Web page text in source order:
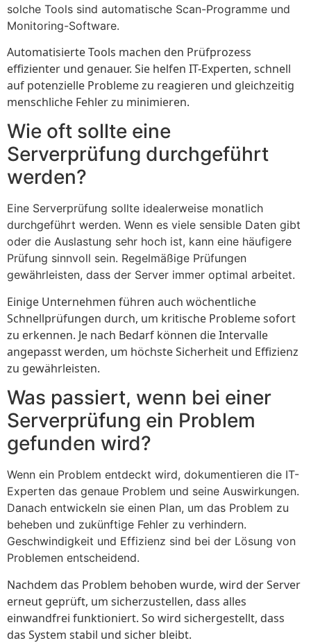
solche Tools sind automatische Scan-Programme und
Monitoring-Software.
Automatisierte Tools machen den Prüfprozess
effizienter und genauer. Sie helfen IT-Experten, schnell
auf potenzielle Probleme zu reagieren und gleichzeitig
menschliche Fehler zu minimieren.
Wie oft sollte eine
Serverprüfung durchgeführt
werden?
Eine Serverprüfung sollte idealerweise monatlich
durchgeführt werden. Wenn es viele sensible Daten gibt
oder die Auslastung sehr hoch ist, kann eine häufigere
Prüfung sinnvoll sein. Regelmäßige Prüfungen
gewährleisten, dass der Server immer optimal arbeitet.
Einige Unternehmen führen auch wöchentliche
Schnellprüfungen durch, um kritische Probleme sofort
zu erkennen. Je nach Bedarf können die Intervalle
angepasst werden, um höchste Sicherheit und Effizienz
zu gewährleisten.
Was passiert, wenn bei einer
Serverprüfung ein Problem
gefunden wird?
Wenn ein Problem entdeckt wird, dokumentieren die IT-
Experten das genaue Problem und seine Auswirkungen.
Danach entwickeln sie einen Plan, um das Problem zu
beheben und zukünftige Fehler zu verhindern.
Geschwindigkeit und Effizienz sind bei der Lösung von
Problemen entscheidend.
Nachdem das Problem behoben wurde, wird der Server
erneut geprüft, um sicherzustellen, dass alles
einwandfrei funktioniert. So wird sichergestellt, dass
das System stabil und sicher bleibt.